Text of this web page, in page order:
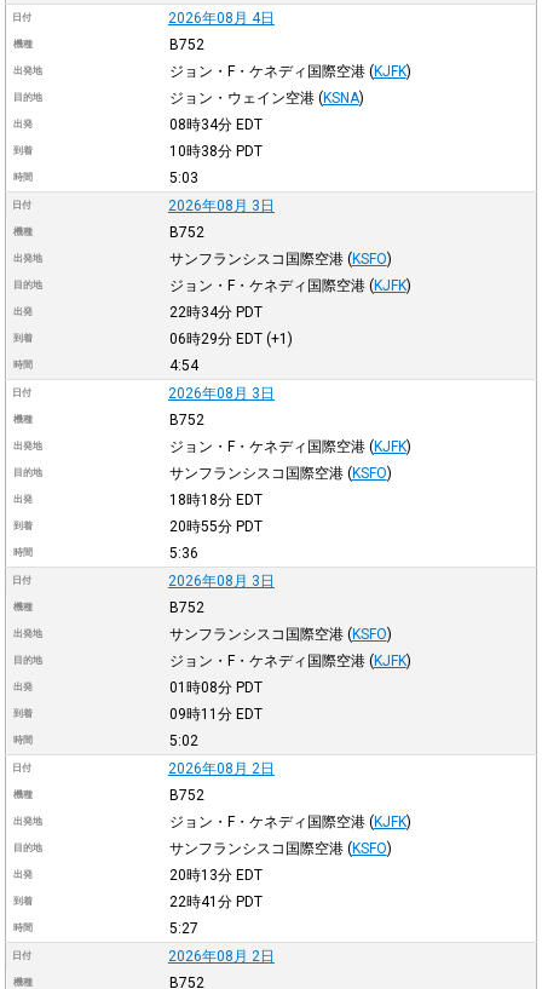
日付 2026年08月 4日
機種 B752
出発地 ジョン・F・ケネディ国際空港 (KJFK)
目的地 ジョン・ウェイン空港 (KSNA)
出発 08時34分 EDT
到着 10時38分 PDT
時間 5:03
日付 2026年08月 3日
機種 B752
出発地 サンフランシスコ国際空港 (KSFO)
目的地 ジョン・F・ケネディ国際空港 (KJFK)
出発 22時34分 PDT
到着 06時29分 EDT(+1)
時間 4:54
日付 2026年08月 3日
機種 B752
出発地 ジョン・F・ケネディ国際空港 (KJFK)
目的地 サンフランシスコ国際空港 (KSFO)
出発 18時18分 EDT
到着 20時55分 PDT
時間 5:36
日付 2026年08月 3日
機種 B752
出発地 サンフランシスコ国際空港 (KSFO)
目的地 ジョン・F・ケネディ国際空港 (KJFK)
出発 01時08分 PDT
到着 09時11分 EDT
時間 5:02
日付 2026年08月 2日
機種 B752
出発地 ジョン・F・ケネディ国際空港 (KJFK)
目的地 サンフランシスコ国際空港 (KSFO)
出発 20時13分 EDT
到着 22時41分 PDT
時間 5:27
日付 2026年08月 2日
機種 B752